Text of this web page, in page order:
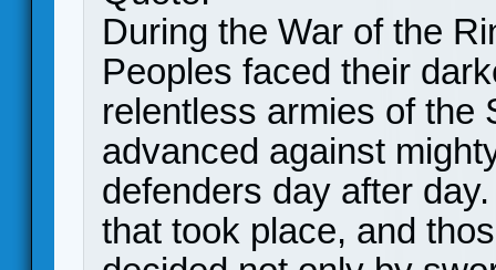
During the War of the
Peoples faced their
relentless armies of the
advanced against
defenders day after
that took place, and